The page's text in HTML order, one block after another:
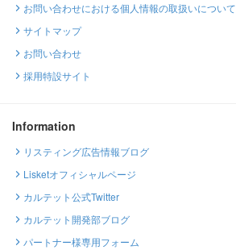
お問い合わせにおける個人情報の取扱いについて
サイトマップ
お問い合わせ
採用特設サイト
Information
リスティング広告情報ブログ
Lisketオフィシャルページ
カルテット公式Twitter
カルテット開発部ブログ
パートナー様専用フォーム